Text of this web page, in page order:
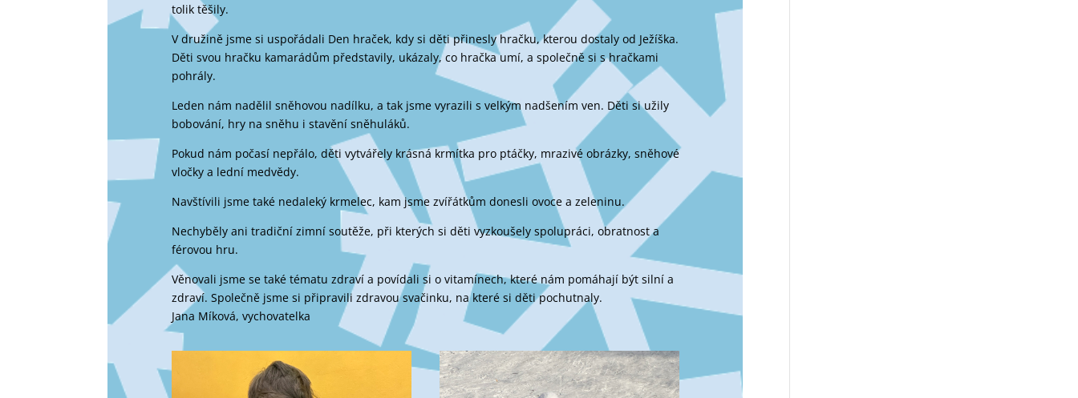
tolik těšily.
V družině jsme si uspořádali Den hraček, kdy si děti přinesly hračku, kterou dostaly od Ježíška.
Děti svou hračku kamarádům představily, ukázaly, co hračka umí, a společně si s hračkami
pohrály.
Leden nám nadělil sněhovou nadílku, a tak jsme vyrazili s velkým nadšením ven. Děti si užily
bobování, hry na sněhu i stavění sněhuláků.
Pokud nám počasí nepřálo, děti vytvářely krásná krmítka pro ptáčky, mrazivé obrázky, sněhové
vločky a lední medvědy.
Navštívili jsme také nedaleký krmelec, kam jsme zvířátkům donesli ovoce a zeleninu.
Nechyběly ani tradiční zimní soutěže, při kterých si děti vyzkoušely spolupráci, obratnost a
férovou hru.
Věnovali jsme se také tématu zdraví a povídali si o vitamínech, které nám pomáhají být silní a
zdraví. Společně jsme si připravili zdravou svačinku, na které si děti pochutnaly.
Jana Míková, vychovatelka